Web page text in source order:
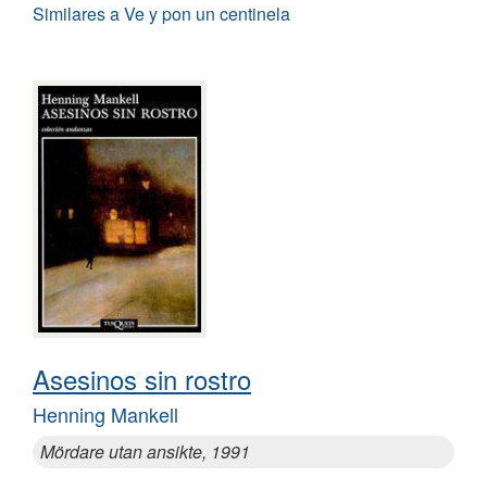
Similares a Ve y pon un centinela
Asesinos sin rostro
Henning Mankell
Mördare utan ansikte, 1991